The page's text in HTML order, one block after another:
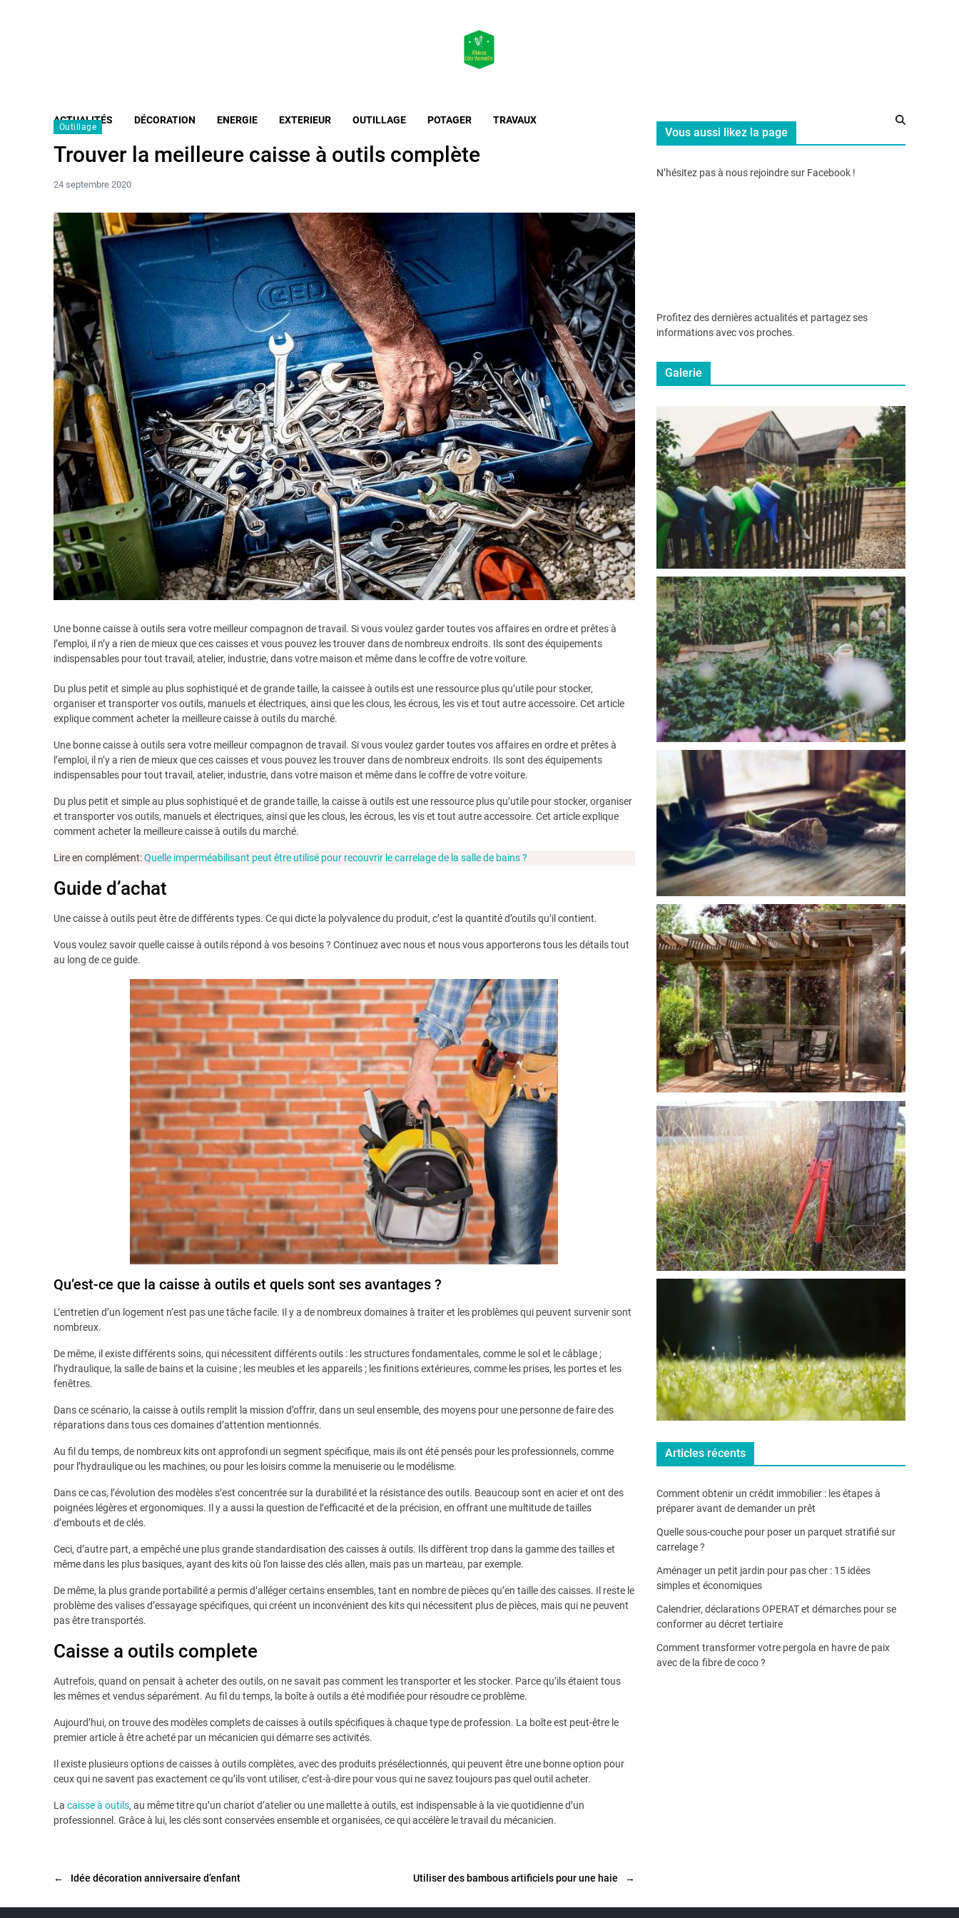
ACTUALITÉS DÉCORATION ENERGIE EXTERIEUR OUTILLAGE POTAGER TRAVAUX
Outillage
Trouver la meilleure caisse à outils complète
24 septembre 2020
Une bonne caisse à outils sera votre meilleur compagnon de travail. Si vous voulez garder toutes vos affaires en ordre et prêtes à
l’emploi, il n’y a rien de mieux que ces caisses et vous pouvez les trouver dans de nombreux endroits. Ils sont des équipements
indispensables pour tout travail, atelier, industrie, dans votre maison et même dans le coffre de votre voiture.
Du plus petit et simple au plus sophistiqué et de grande taille, la caissee à outils est une ressource plus qu’utile pour stocker,
organiser et transporter vos outils, manuels et électriques, ainsi que les clous, les écrous, les vis et tout autre accessoire. Cet article
explique comment acheter la meilleure caisse à outils du marché.
Une bonne caisse à outils sera votre meilleur compagnon de travail. Si vous voulez garder toutes vos affaires en ordre et prêtes à
l’emploi, il n’y a rien de mieux que ces caisses et vous pouvez les trouver dans de nombreux endroits. Ils sont des équipements
indispensables pour tout travail, atelier, industrie, dans votre maison et même dans le coffre de votre voiture.
Du plus petit et simple au plus sophistiqué et de grande taille, la caisse à outils est une ressource plus qu’utile pour stocker, organiser
et transporter vos outils, manuels et électriques, ainsi que les clous, les écrous, les vis et tout autre accessoire. Cet article explique
comment acheter la meilleure caisse à outils du marché.
Lire en complément:Quelle imperméabilisant peut être utilisé pour recouvrir le carrelage de la salle de bains ?
Guide d’achat
Une caisse à outils peut être de différents types. Ce qui dicte la polyvalence du produit, c’est la quantité d’outils qu’il contient.
Vous voulez savoir quelle caisse à outils répond à vos besoins ? Continuez avec nous et nous vous apporterons tous les détails tout
au long de ce guide.
Qu’est-ce que la caisse à outils et quels sont ses avantages ?
L’entretien d’un logement n’est pas une tâche facile. Il y a de nombreux domaines à traiter et les problèmes qui peuvent survenir sont
nombreux.
De même, il existe différents soins, qui nécessitent différents outils : les structures fondamentales, comme le sol et le câblage ;
l’hydraulique, la salle de bains et la cuisine ; les meubles et les appareils ; les finitions extérieures, comme les prises, les portes et les
fenêtres.
Dans ce scénario, la caisse à outils remplit la mission d’offrir, dans un seul ensemble, des moyens pour une personne de faire des
réparations dans tous ces domaines d’attention mentionnés.
Au fil du temps, de nombreux kits ont approfondi un segment spécifique, mais ils ont été pensés pour les professionnels, comme
pour l’hydraulique ou les machines, ou pour les loisirs comme la menuiserie ou le modélisme.
Dans ce cas, l’évolution des modèles s’est concentrée sur la durabilité et la résistance des outils. Beaucoup sont en acier et ont des
poignées légères et ergonomiques. Il y a aussi la question de l’efficacité et de la précision, en offrant une multitude de tailles
d’embouts et de clés.
Ceci, d’autre part, a empêché une plus grande standardisation des caisses à outils. Ils diffèrent trop dans la gamme des tailles et
même dans les plus basiques, ayant des kits où l’on laisse des clés allen, mais pas un marteau, par exemple.
De même, la plus grande portabilité a permis d’alléger certains ensembles, tant en nombre de pièces qu’en taille des caisses. Il reste le
problème des valises d’essayage spécifiques, qui créent un inconvénient des kits qui nécessitent plus de pièces, mais qui ne peuvent
pas être transportés.
Caisse a outils complete
Autrefois, quand on pensait à acheter des outils, on ne savait pas comment les transporter et les stocker. Parce qu’ils étaient tous
les mêmes et vendus séparément. Au fil du temps, la boîte à outils a été modifiée pour résoudre ce problème.
Aujourd’hui, on trouve des modèles complets de caisses à outils spécifiques à chaque type de profession. La boîte est peut-être le
premier article à être acheté par un mécanicien qui démarre ses activités.
Il existe plusieurs options de caisses à outils complètes, avec des produits présélectionnés, qui peuvent être une bonne option pour
ceux qui ne savent pas exactement ce qu’ils vont utiliser, c’est-à-dire pour vous qui ne savez toujours pas quel outil acheter.
La caisse à outils, au même titre qu’un chariot d’atelier ou une mallette à outils, est indispensable à la vie quotidienne d’un
professionnel. Grâce à lui, les clés sont conservées ensemble et organisées, ce qui accélère le travail du mécanicien.
← Idée décoration anniversaire d’enfant →
Utiliser des bambous artificiels pour une haie
Vous aussi likez la page
N’hésitez pas à nous rejoindre sur Facebook !
Profitez des dernières actualités et partagez ses
informations avec vos proches.
Galerie
Articles récents
Comment obtenir un crédit immobilier : les étapes à
préparer avant de demander un prêt
Quelle sous-couche pour poser un parquet stratifié sur
carrelage ?
Aménager un petit jardin pour pas cher : 15 idées
simples et économiques
Calendrier, déclarations OPERAT et démarches pour se
conformer au décret tertiaire
Comment transformer votre pergola en havre de paix
avec de la fibre de coco ?